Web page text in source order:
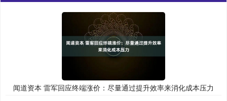
闻道资本 雷军回应终端涨价：尽量通过提升效率来消化成本压力